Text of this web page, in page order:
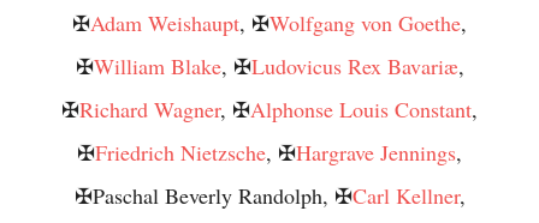
✠Adam Weishaupt, ✠Wolfgang von Goethe,
✠William Blake, ✠Ludovicus Rex Bavariæ,
✠Richard Wagner, ✠Alphonse Louis Constant,
✠Friedrich Nietzsche, ✠Hargrave Jennings,
✠Paschal Beverly Randolph, ✠Carl Kellner,